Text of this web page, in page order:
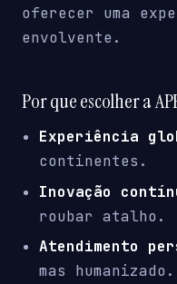
oferecer uma
envolvente.
Por que escolher a
Experiência
continentes.
Inovação
roubar atalho.
Atendimento
mas humanizado.